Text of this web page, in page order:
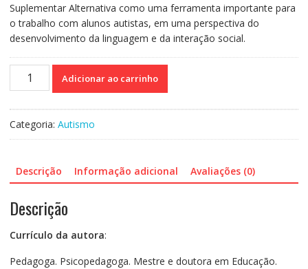
Suplementar Alternativa como uma ferramenta importante para
o trabalho com alunos autistas, em uma perspectiva do
desenvolvimento da linguagem e da interação social.
Autismo
os
saber
Adicionar ao carrinho
Categoria: Autismo
Descrição Informação adicional Avaliações (0)
Descrição
Currículo da autora:
Pedagoga. Psicopedagoga. Mestre e doutora em Educação.